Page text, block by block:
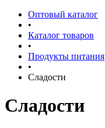
Оптовый каталог
•
Каталог товаров
•
Продукты питания
•
Сладости
Сладости